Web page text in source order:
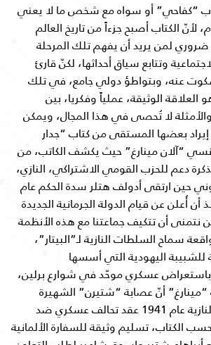
“كفاحي” أو سواه مع شخص ما لا يعني
لأنّ الكتاب أصبح جزءاً من تاريخ العالم
لمن يريد أن يفهم تلك المرحلة
وتتابع سياق أحداثها، لكنّ قارئ
عنه، وبتواطؤ دولي جامع، في تلك
العلاقة الوثيقة، عملياً وفكريا، بين
والأمثلة لا تُحصى في هذا المجال، ويمكن
بعضها المستقى من كتاب “جدار
“آلان مينارغ” حيث يكشف الكاتب، من
دعم للحزب القومي الاشتراكي، النازي،
حين ارتقى أدولف هتلر سدة الحكم عام
أن أُعلن عن قيام الدولة الجرمانية الجديدة
نتمنى أن تتكيف جماعتنا مع هذه الأنظمة
سماح السلطات النازية لـ”البيتار”،
للشبيبة اليهودية التي أسسها
باستعراض عسكري موحّد في شوارع برلين،
أنّ عصابة “شتيرن” الشهيرة
اقترحت على ألمانيا النازية عام 1941 عقد تحالف عسكري ضد
الكتاب، تسليم وثيقة للسفارة الألمانية